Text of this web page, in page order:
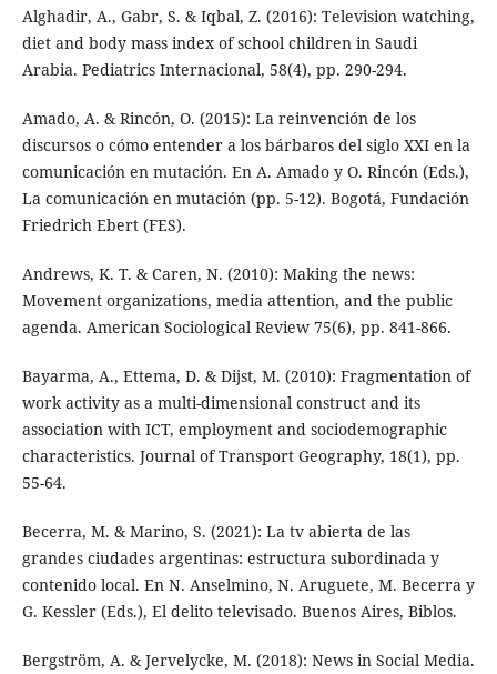
Alghadir, A., Gabr, S. & Iqbal, Z. (2016): Television watching,
diet and body mass index of school children in Saudi
Arabia. Pediatrics Internacional, 58(4), pp. 290-294.
Amado, A. & Rincón, O. (2015): La reinvención de los
discursos o cómo entender a los bárbaros del siglo XXI en la
comunicación en mutación. En A. Amado y O. Rincón (Eds.),
La comunicación en mutación (pp. 5-12). Bogotá, Fundación
Friedrich Ebert (FES).
Andrews, K. T. & Caren, N. (2010): Making the news:
Movement organizations, media attention, and the public
agenda. American Sociological Review 75(6), pp. 841-866.
Bayarma, A., Ettema, D. & Dijst, M. (2010): Fragmentation of
work activity as a multi-dimensional construct and its
association with ICT, employment and sociodemographic
characteristics. Journal of Transport Geography, 18(1), pp.
55-64.
Becerra, M. & Marino, S. (2021): La tv abierta de las
grandes ciudades argentinas: estructura subordinada y
contenido local. En N. Anselmino, N. Aruguete, M. Becerra y
G. Kessler (Eds.), El delito televisado. Buenos Aires, Biblos.
Bergström, A. & Jervelycke, M. (2018): News in Social Media.